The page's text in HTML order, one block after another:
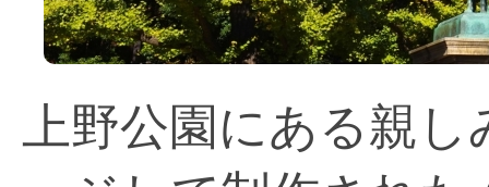
上野公園にある親